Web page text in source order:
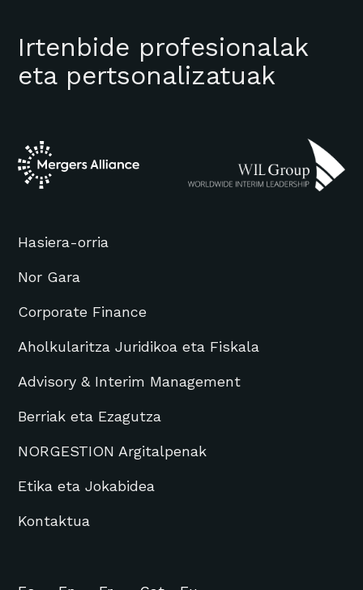
Irtenbide profesionalak
eta pertsonalizatuak
Hasiera-orria
Nor Gara
Corporate Finance
Aholkularitza Juridikoa eta Fiskala
Advisory & Interim Management
Berriak eta Ezagutza
NORGESTION Argitalpenak
Etika eta Jokabidea
Kontaktua